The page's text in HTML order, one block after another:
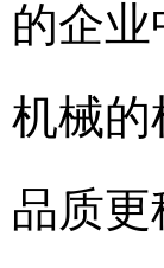
的企
机械的
品质